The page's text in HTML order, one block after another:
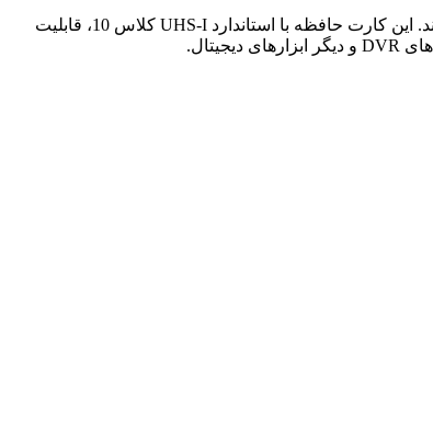
انتخابی ایده‌آل برای کاربرانی است که به دنبال سرعت بالا، ظرفیت زیاد و دوام قابل‌اطمینان هستند. این کارت حافظه با استاندارد UHS-I کلاس 10، قابلیت